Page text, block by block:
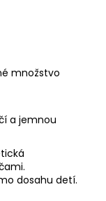
množstvo
a jemnou
dosahu detí.